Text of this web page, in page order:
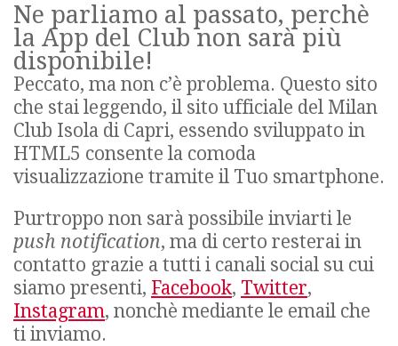
Ne parliamo al passato, perchè
la App del Club non sarà più
disponibile!
Peccato, ma non c’è problema. Questo sito
che stai leggendo, il sito ufficiale del Milan
Club Isola di Capri, essendo sviluppato in
HTML5 consente la comoda
visualizzazione tramite il Tuo smartphone.
Purtroppo non sarà possibile inviarti le
push notification, ma di certo resterai in
contatto grazie a tutti i canali social su cui
siamo presenti, Facebook, Twitter,
Instagram, nonchè mediante le email che
ti inviamo.